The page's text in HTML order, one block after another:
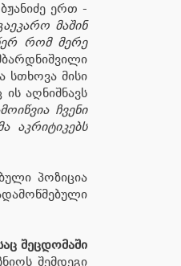
ერთ -
მაშინ
რომ მერე
სთხოვა მისი
აღნიშნავს
ჩვენი
აკრიტიკებს
პოზიცია
შეცდომაში
შემდეგი